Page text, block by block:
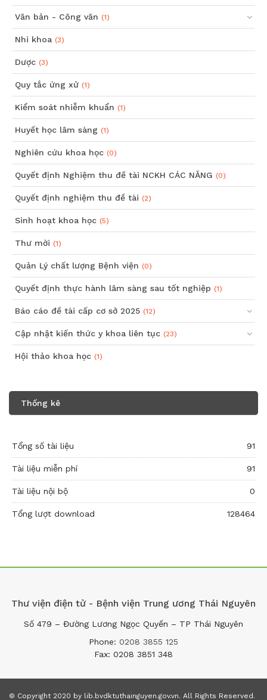
Văn bản - Công văn (1)
Nhi khoa (3)
Dược (3)
Quy tắc ứng xử (1)
Kiểm soát nhiễm khuẩn (1)
Huyết học lâm sàng (1)
Nghiên cứu khoa học (0)
Quyết định Nghiệm thu đề tài NCKH CÁC NĂNG (0)
Quyết định nghiệm thu đề tài (2)
Sinh hoạt khoa học (5)
Thư mời (1)
Quản Lý chất lượng Bệnh viện (0)
Quyết định thực hành lâm sàng sau tốt nghiệp (1)
Báo cáo đề tài cấp cơ sở 2025 (12)
Cập nhật kiến thức y khoa liên tục (23)
Hội thảo khoa học (1)
Thống kê
Tổng số tài liệu 91
Tài liệu miễn phí 91
Tài liệu nội bộ 0
Tổng lượt download 128464
Thư viện điện tử - Bệnh viện Trung ương Thái Nguyên
Số 479 – Đường Lương Ngọc Quyến – TP Thái Nguyên
Phone: 0208 3855 125
Fax: 0208 3851 348
© Copyright 2020 by lib.bvdktuthainguyen.gov.vn. All Rights Reserved.